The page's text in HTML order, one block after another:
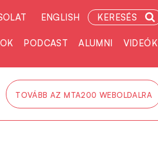
ENGLISH KERESÉS
PODCAST ALUMNI VIDEÓK
TOVÁBB AZ MTA200 WEBOLDALRA